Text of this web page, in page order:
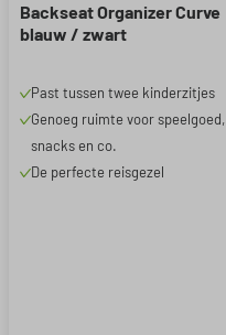
Backseat Organizer Curve
blauw / zwart
Past tussen twee kinderzitjes
Genoeg ruimte voor speelgoed,
snacks en co.
De perfecte reisgezel